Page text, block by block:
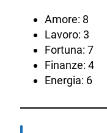
Amore: 8
Lavoro: 3
Fortuna: 7
Finanze: 4
Energia: 6